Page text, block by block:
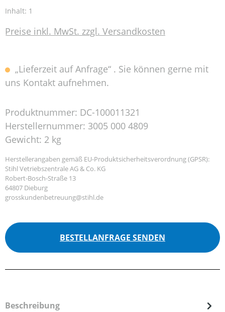
Inhalt: 1
Preise inkl. MwSt. zzgl. Versandkosten
„Lieferzeit auf Anfrage“ . Sie können gerne mit
uns Kontakt aufnehmen.
Produktnummer: DC-100011321
Herstellernummer: 3005 000 4809
Gewicht: 2 kg
Herstellerangaben gemäß EU-Produktsicherheitsverordnung (GPSR):
Stihl Vetriebszentrale AG & Co. KG
Robert-Bosch-Straße 13
64807 Dieburg
grosskundenbetreuung@stihl.de
BESTELLANFRAGE SENDEN
Beschreibung